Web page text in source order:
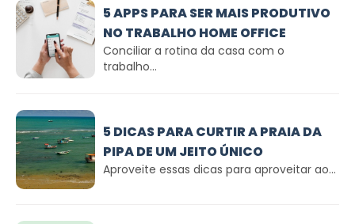
5 APPS PARA SER MAIS PRODUTIVO
NO TRABALHO HOME OFFICE
Conciliar a rotina da casa com o
trabalho...
5 DICAS PARA CURTIR A PRAIA DA
PIPA DE UM JEITO ÚNICO
Aproveite essas dicas para aproveitar ao...